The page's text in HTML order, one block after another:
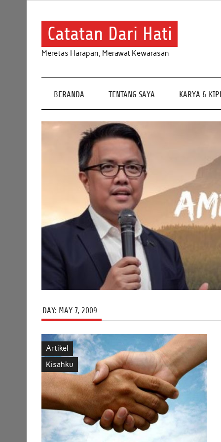
Catatan Dari Hati
Meretas Harapan, Merawat Kewarasan
BERANDA TENTANG SAYA KARYA &
DAY: MAY 7, 2009
Artikel
Kisahku